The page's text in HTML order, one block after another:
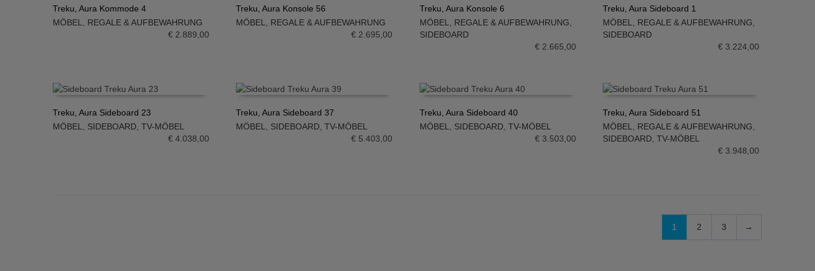
IN DEN WARENKORB
Treku, Aura Kommode 4
MÖBEL
REGALE & AUFBEWAHRUNG
€2.889,00
IN DEN WARENKORB
Treku, Aura Konsole 56
MÖBEL
REGALE & AUFBEWAHRUNG
€ 2.695,00
IN DEN WARENKORB
Treku, Aura Konsole 6
MÖBEL
REGALE & AUFBEWAHRUNG
SIDEBOARD
€2.665,00
IN DEN WARENKORB
Treku, Aura Sideboard 1
MÖBEL
REGALE & AUFBEWAHRUNG
SIDEBOARD
€ 3.224,00
IN DEN WARENKORB
Treku, Aura Sideboard 23
MÖBEL, SIDEBOARD, TV-MÖBEL
€4.038,00
IN DEN WARENKORB
Treku, Aura Sideboard 37
MÖBEL, SIDEBOARD,TV-MÖBEL
€ 5.403,00
IN DEN WARENKORB
Treku, Aura Sideboard 40
MÖBEL, SIDEBOARD, TV-MÖBEL
€3.503,00
IN DEN WARENKORB
Treku, Aura Sideboard 51
MÖBEL, REGALE & AUFBEWAHRUNG,
SIDEBOARD,TV-MÖBEL
€ 3.948,00
1 2 3 →